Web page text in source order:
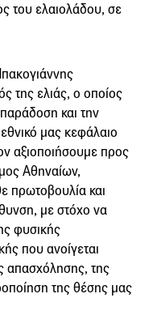
του ελαιολάδου, σε
της ελιάς, ο οποίος
παράδοση και την
μας κεφάλαιο
αξιοποιήσουμε προς
Αθηναίων,
πρωτοβουλία και
με στόχο να
φυσικής
που ανοίγεται
απασχόλησης, της
της θέσης μας